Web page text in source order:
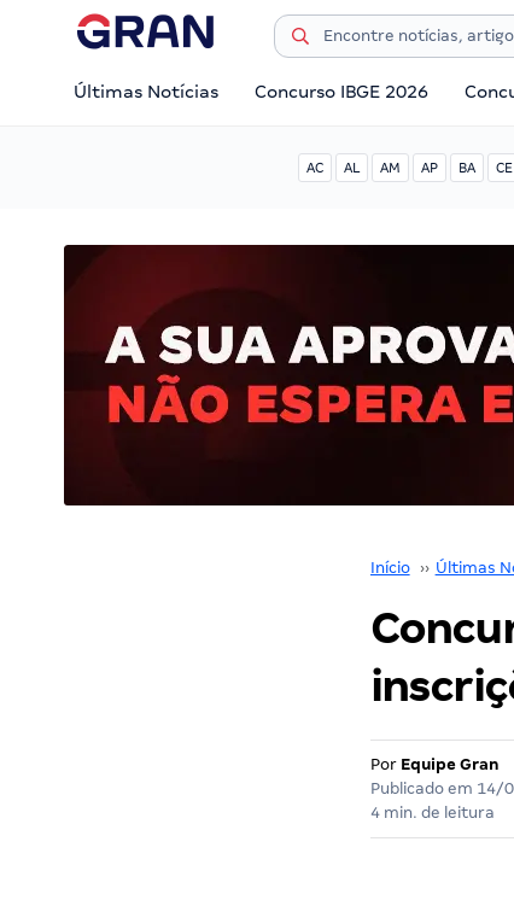
Últimas Notícias Concurso IBGE 2026
AC AL AM AP BA CE
Início ›› Últimas
Por Equipe Gran
Publicado em 14/
4 min. de leitura